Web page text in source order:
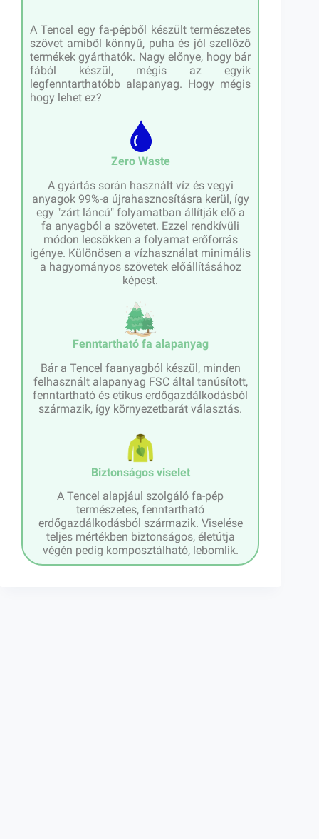
A Tencel egy fa-pépből készült természetes
szövet amiből könnyű, puha és jól szellőző
termékek gyárthatók. Nagy előnye, hogy bár
fából készül, mégis az egyik
legfenntarthatóbb alapanyag. Hogy mégis
hogy lehet ez?
Zero Waste
A gyártás során használt víz és vegyi
anyagok 99%-a újrahasznosításra kerül, így
egy "zárt láncú" folyamatban állítják elő a
fa anyagból a szövetet. Ezzel rendkívüli
módon lecsökken a folyamat erőforrás
igénye. Különösen a vízhasználat minimális
a hagyományos szövetek előállításához
képest.
Fenntartható fa alapanyag
Bár a Tencel faanyagból készül, minden
felhasznált alapanyag FSC által tanúsított,
fenntartható és etikus erdőgazdálkodásból
származik, így környezetbarát választás.
Biztonságos viselet
A Tencel alapjául szolgáló fa-pép
természetes, fenntartható
erdőgazdálkodásból származik. Viselése
teljes mértékben biztonságos, életútja
végén pedig komposztálható, lebomlik.